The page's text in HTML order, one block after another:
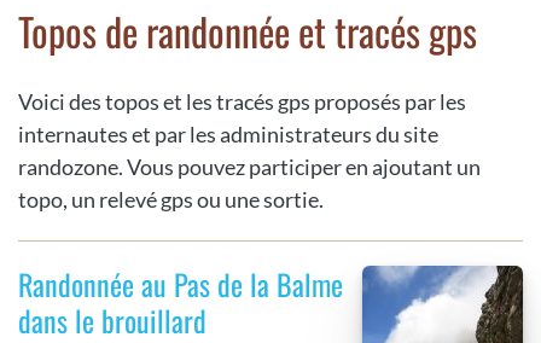
Topos de randonnée et tracés gps
Voici des topos et les tracés gps proposés par les
internautes et par les administrateurs du site
randozone. Vous pouvez participer en ajoutant un
topo, un relevé gps ou une sortie.
Randonnée au Pas de la Balme
dans le brouillard